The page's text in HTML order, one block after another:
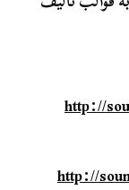
http://
http://